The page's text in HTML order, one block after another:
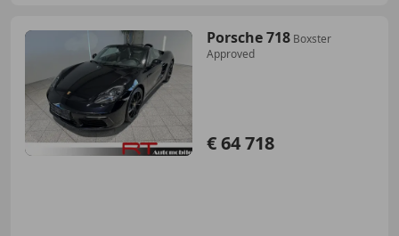
Porsche 718 Boxster
Approved
€ 64 718